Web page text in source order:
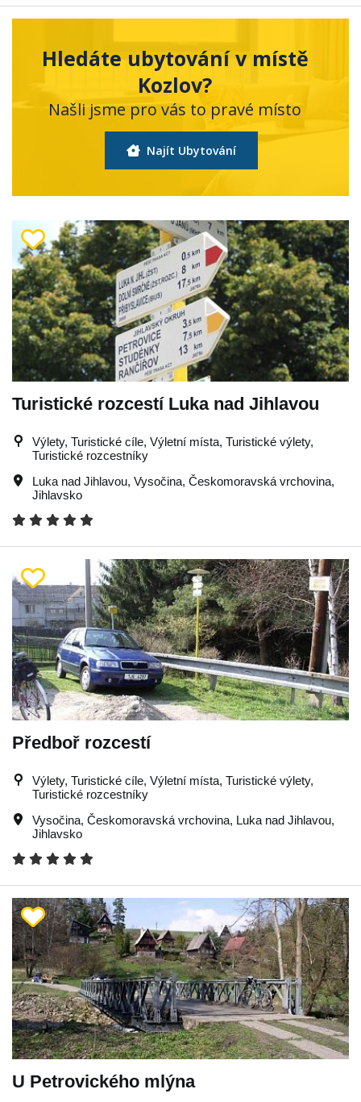
Hledáte ubytování v místě
Kozlov?
Našli jsme pro vás to pravé místo
Najít Ubytování
Turistické rozcestí Luka nad Jihlavou
Výlety, Turistické cíle, Výletní místa, Turistické výlety,
Turistické rozcestníky
Luka nad Jihlavou, Vysočina, Českomoravská vrchovina,
Jihlavsko
Předboř rozcestí
Výlety, Turistické cíle, Výletní místa, Turistické výlety,
Turistické rozcestníky
Vysočina, Českomoravská vrchovina, Luka nad Jihlavou,
Jihlavsko
U Petrovického mlýna